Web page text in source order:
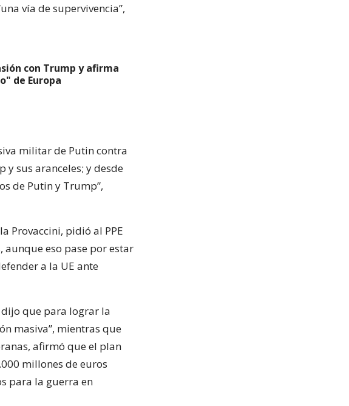
vía de supervivencia”,
con Trump y afirma
de Europa
militar de Putin contra
y sus aranceles; y desde
de Putin y Trump”,
Provaccini, pidió al PPE
aunque eso pase por estar
a la UE ante
dijo que para lograr la
masiva”, mientras que
afirmó que el plan
millones de euros
para la guerra en